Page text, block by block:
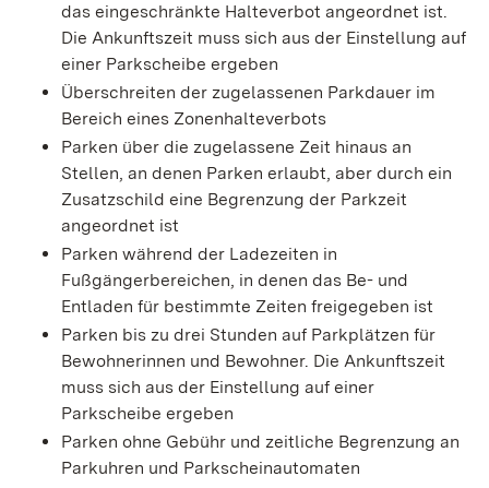
das eingeschränkte Halteverbot angeordnet ist.
Die Ankunftszeit muss sich aus der Einstellung auf
einer Parkscheibe ergeben
Überschreiten der zugelassenen Parkdauer im
Bereich eines Zonenhalteverbots
Parken über die zugelassene Zeit hinaus an
Stellen, an denen Parken erlaubt, aber durch ein
Zusatzschild eine Begrenzung der Parkzeit
angeordnet ist
Parken während der Ladezeiten in
Fußgängerbereichen, in denen das Be- und
Entladen für bestimmte Zeiten freigegeben ist
Parken bis zu drei Stunden auf Parkplätzen für
Bewohnerinnen und Bewohner. Die Ankunftszeit
muss sich aus der Einstellung auf einer
Parkscheibe ergeben
Parken ohne Gebühr und zeitliche Begrenzung an
Parkuhren und Parkscheinautomaten